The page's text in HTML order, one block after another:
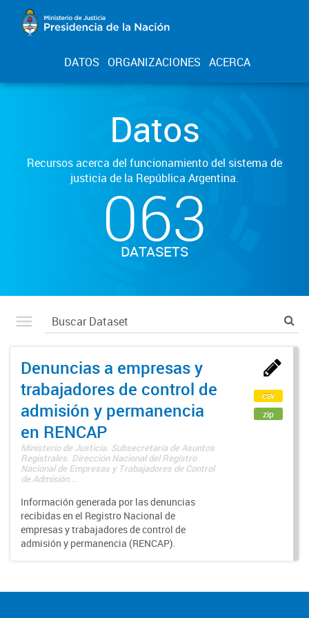
DATOS ORGANIZACIONES ACERCA
Datos
Recursos acerca del funcionamiento del sistema de
justicia de la República Argentina.
063
DATASETS
Denuncias a empresas y
trabajadores de control de
admisión y permanencia
en RENCAP
Ministerio de Justicia. Subsecretaría de Asuntos
Registrales. Dirección Nacional del Registro
Nacional de Empresas y Trabajadores de Control
de Admisión...
Información generada por las denuncias
recibidas en el Registro Nacional de
empresas y trabajadores de control de
admisión y permanencia (RENCAP).
csv
zip